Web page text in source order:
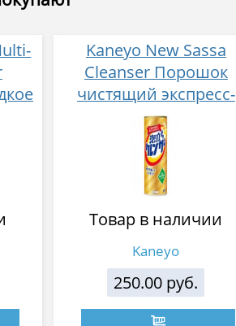
Kaneyo New Sassa
Cleanser Порошок
чистящий экспресс-
действия 400 г
Товар в наличии
Kaneyo
250.00 руб.